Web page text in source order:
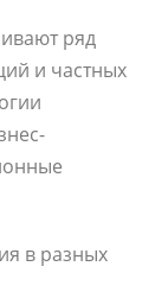
ряд
и частных
в разных